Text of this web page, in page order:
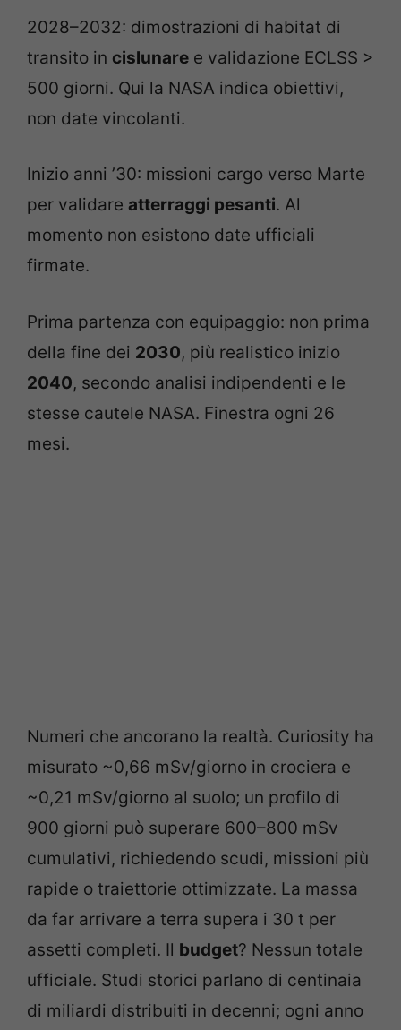
2028–2032: dimostrazioni di habitat di
transito in cislunare e validazione ECLSS >
500 giorni. Qui la NASA indica obiettivi,
non date vincolanti.
Inizio anni ’30: missioni cargo verso Marte
per validare atterraggi pesanti. Al
momento non esistono date ufficiali
firmate.
Prima partenza con equipaggio: non prima
della fine dei 2030, più realistico inizio
2040, secondo analisi indipendenti e le
stesse cautele NASA. Finestra ogni 26
mesi.
Numeri che ancorano la realtà. Curiosity ha
misurato ~0,66 mSv/giorno in crociera e
~0,21 mSv/giorno al suolo; un profilo di
900 giorni può superare 600–800 mSv
cumulativi, richiedendo scudi, missioni più
rapide o traiettorie ottimizzate. La massa
da far arrivare a terra supera i 30 t per
assetti completi. Il budget? Nessun totale
ufficiale. Studi storici parlano di centinaia
di miliardi distribuiti in decenni; ogni anno